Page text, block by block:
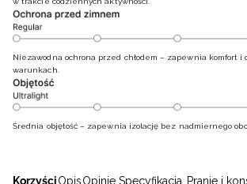
KorzyściOpisOpinie Specyfikacja Pranie i
Niezawodna ochrona przed chłodem – zapewnia komfort i
warunkach.
Średnia objętość – zapewnia izolację bez nadmiernego